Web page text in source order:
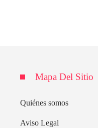
Mapa Del Sitio
Quiénes somos
Aviso Legal